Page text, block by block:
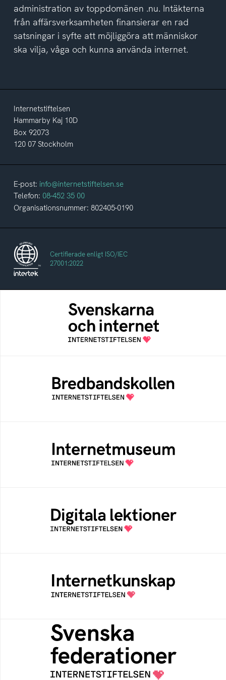
administration av toppdomänen .nu. Intäkterna
från affärsverksamheten finansierar en rad
satsningar i syfte att möjliggöra att människor
ska vilja, våga och kunna använda internet.
Internetstiftelsen
Hammarby Kaj 10D
Box 92073
120 07 Stockholm
E-post: info@internetstiftelsen.se
Telefon: 08-452 35 00
Organisationsnummer: 802405-0190
Certifierade enligt ISO/IEC
27001:2022
Svenskarna och internet
En årlig studie av svenska folkets
internetvanor
Bredbandskollen är ett oberoende
konsumentverktyg som drivs av
Internetstiftelsen
Ett digitalt museum som byggts, och kureras
av Internetstiftelsen
Öppen digital lärresurs med färdiga lektioner
för alla stadier i grundskolan
Samlad kunskap som hjälper dig att bli en
säker och medveten internetanvändare
Svenska federationer
Grunden för medlemskap i en sektors- eller
kontextspecifik federation